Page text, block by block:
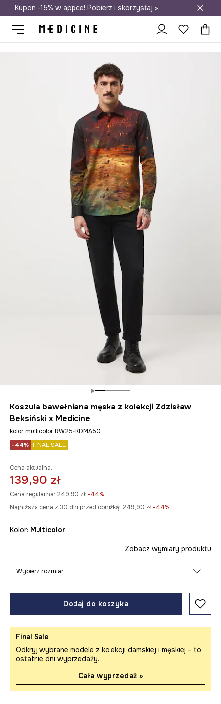
Darmowa dostawa do salonów
Kupon -15% w appce! Pobierz i skorzystaj »
Koszula bawełniana męska z kolekcji Zdzisław
Beksiński x Medicine
kolor multicolor RW25-KDMA50
-44% FINAL SALE
Cena aktualna:
139,90 zł
Cena regularna: 249,90 zł -44%
Najniższa cena z 30 dni przed obniżką: 249,90 zł -44%
Kolor: multicolor
Zobacz wymiary produktu
Wybierz rozmiar
Dodaj do koszyka
Final Sale
Odkryj wybrane modele z kolekcji damskiej i męskiej – to
ostatnie dni wyprzedaży.
Cała wyprzedaż »